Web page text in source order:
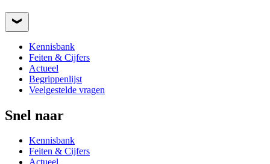
Kennisbank
Feiten & Cijfers
Actueel
Begrippenlijst
Veelgestelde vragen
Snel naar
Kennisbank
Feiten & Cijfers